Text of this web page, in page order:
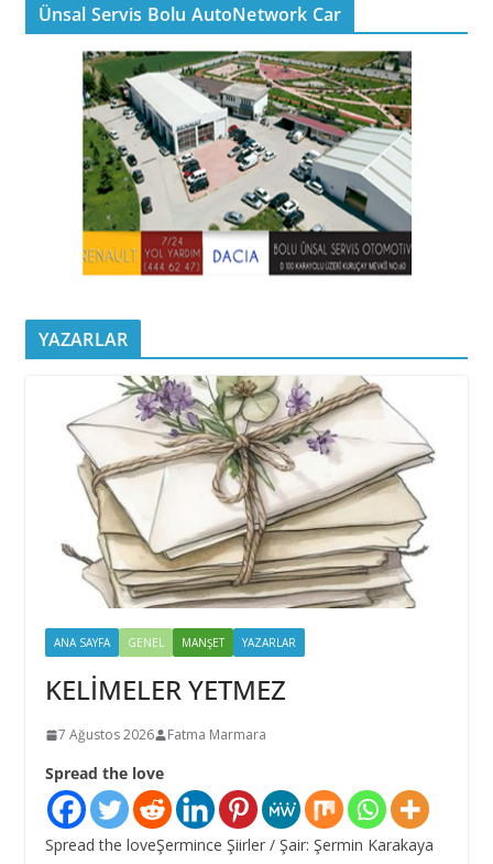
Ünsal Servis Bolu AutoNetwork Car
YAZARLAR
ANA SAYFA GENEL MANŞET YAZARLAR
KELİMELER YETMEZ
7 Ağustos 2026 Fatma Marmara
Spread the love
Spread the loveŞermince Şiirler / Şair: Şermin Karakaya